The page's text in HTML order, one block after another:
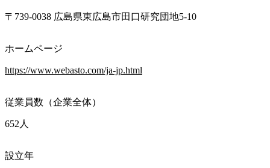
〒739-0038 広島県東広島市田口研究団地5-10
ホームページ
https://www.webasto.com/ja-jp.html
従業員数（企業全体）
652人
設立年